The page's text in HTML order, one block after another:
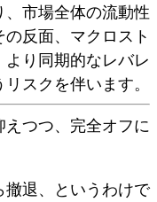
市場全体の流動性
反面、マクロスト
より同期的なレバレ
リスクを伴います。
つつ、完全オフに
撤退、というわけで